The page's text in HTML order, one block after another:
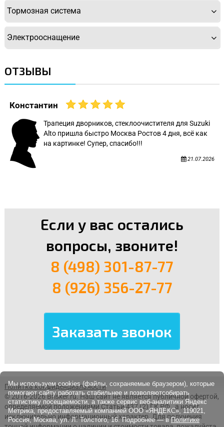
Тормозная система
Электрооснащение
ОТЗЫВЫ
Константин
Трапеция дворников, стеклоочистителя для Suzuki
Alto пришла быстро Москва Ростов 4 дня, всё как
на картинке! Супер, спасибо!!!
21.07.2026
Если у вас остались
вопросы, звоните!
8 (498) 301-87-77
8 (926) 356-27-77
Политка конфиденциальности
© 2016-2026 Brisker.ru.Наш сайт не является публичной офертой,
определяемой положениями Статьи 437 (2) ГК РФ., а носит
исключительно информационный характер. Для получения
Мы используем cookies (файлы, сохраняемые браузером), которые
помогают сайту работать стабильнее и позволяютсобирать
статистику посещаемости, а также сервис веб-аналитики Яндекс
Метрика, предоставляемый компанией ООО «ЯНДЕКС», 119021,
Россия, Москва, ул. Л. Толстого, 16. Подробнее — в Политике